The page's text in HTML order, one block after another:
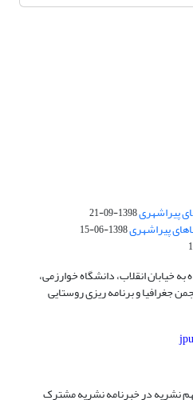
1398-09-21
پیراشهری1398-06-15
خیابان انقلاب، دانشگاه خوارزمی،
جغرافیا و برنامه ریزی روستایی
نشریه در خبرنامه نشریه مشترک